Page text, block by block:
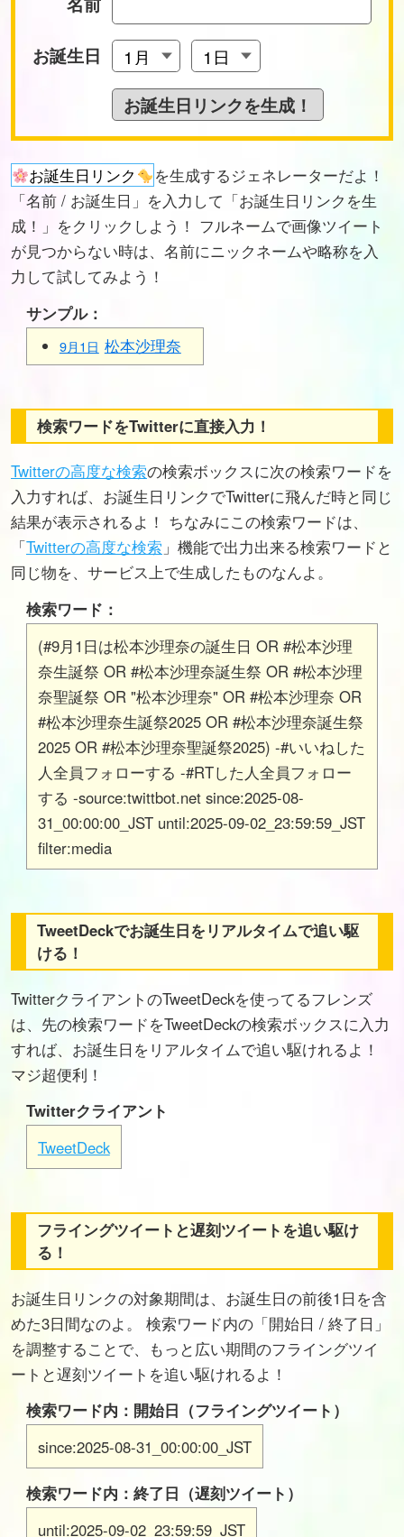
お誕生日
お誕生日リンク
を生成するジェネレーターだよ！
「名前 / お誕生日」を入力して「お誕生日リンクを生
成！」をクリックしよう！ フルネームで画像ツイート
が見つからない時は、名前にニックネームや略称を入
力して試してみよう！
サンプル：
9月1日 松本沙理奈
検索ワードをTwitterに直接入力！
Twitterの高度な検索の検索ボックスに次の検索ワードを
入力すれば、お誕生日リンクでTwitterに飛んだ時と同じ
結果が表示されるよ！ ちなみにこの検索ワードは、
「Twitterの高度な検索 」機能で出力出来る検索ワードと
同じ物を、サービス上で生成したものなんよ。
検索ワード：
(#9月1日は松本沙理奈の誕生日 OR #松本沙理
奈生誕祭 OR #松本沙理奈誕生祭 OR #松本沙理
奈聖誕祭 OR "松本沙理奈" OR #松本沙理奈 OR
#松本沙理奈生誕祭2025 OR #松本沙理奈誕生祭
2025 OR #松本沙理奈聖誕祭2025) -#いいねした
人全員フォローする -#RTした人全員フォロー
する -source:twittbot.net since:2025-08-
31_00:00:00_JST until:2025-09-02_23:59:59_JST
filter:media
TweetDeckでお誕生日をリアルタイムで追い駆
ける！
TwitterクライアントのTweetDeckを使ってるフレンズ
は、先の検索ワードをTweetDeckの検索ボックスに入力
すれば、お誕生日をリアルタイムで追い駆けれるよ！
マジ超便利！
Twitterクライアント
TweetDeck
フライングツイートと遅刻ツイートを追い駆け
る！
お誕生日リンクの対象期間は、お誕生日の前後1日を含
めた3日間なのよ。 検索ワード内の「開始日 / 終了日」
を調整することで、もっと広い期間のフライングツイ
ートと遅刻ツイートを追い駆けれるよ！
検索ワード内：開始日（フライングツイート）
since:2025-08-31_00:00:00_JST
検索ワード内：終了日（遅刻ツイート）
until:2025-09-02_23:59:59_JST